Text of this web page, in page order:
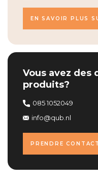
Vous avez des
produits?
085 1052049
info@qub.nl
PRENDRE CONTACT
EN SAVOIR PLUS